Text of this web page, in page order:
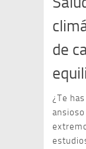
de
¿Te